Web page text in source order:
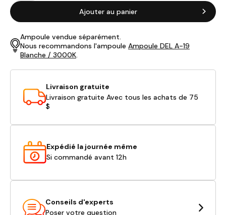
produits
Ajouter au panier
Ampoule vendue séparément.
Nous recommandons l'ampoule Ampoule DEL A-19
Blanche / 3000K
Livraison gratuite
Livraison gratuite Avec tous les achats de 75
$
Expédié la journée même
Si commandé avant 12h
Conseils d'experts
Poser votre question